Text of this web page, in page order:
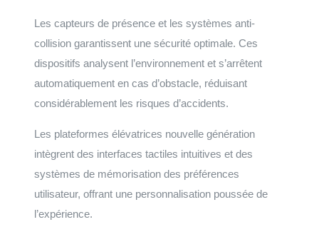
Les capteurs de présence et les systèmes anti-
collision garantissent une sécurité optimale. Ces
dispositifs analysent l’environnement et s’arrêtent
automatiquement en cas d’obstacle, réduisant
considérablement les risques d’accidents.
Les plateformes élévatrices nouvelle génération
intègrent des interfaces tactiles intuitives et des
systèmes de mémorisation des préférences
utilisateur, offrant une personnalisation poussée de
l’expérience.